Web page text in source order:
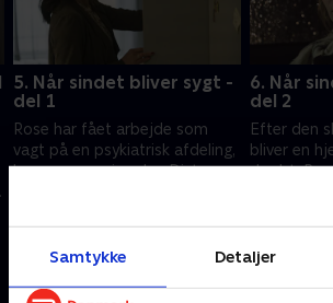
Samtykke Detaljer
5. Når sindet bliver sygt -
del 1
Rose har fået arbejde som
vagt på en psykiatrisk afdeling,
hvor en ung pige dør. Dicte
drabsafdelingen.
6. Når
del 2
Efter den
bliver en
dræbt.
afgørende
time er
for hende.